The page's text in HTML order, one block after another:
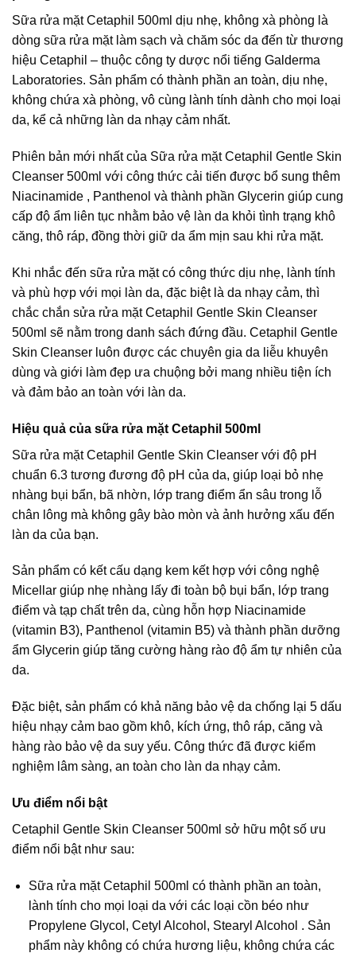
Sữa rửa mặt Cetaphil 500ml dịu nhẹ, không xà phòng là
dòng sữa rửa mặt làm sạch và chăm sóc da đến từ thương
hiệu Cetaphil – thuộc công ty dược nổi tiếng Galderma
Laboratories. Sản phẩm có thành phần an toàn, dịu nhẹ,
không chứa xà phòng, vô cùng lành tính dành cho mọi loại
da, kể cả những làn da nhạy cảm nhất.
Phiên bản mới nhất của Sữa rửa mặt Cetaphil Gentle Skin
Cleanser 500ml với công thức cải tiến được bổ sung thêm
Niacinamide , Panthenol và thành phần Glycerin giúp cung
cấp độ ẩm liên tục nhằm bảo vệ làn da khỏi tình trạng khô
căng, thô ráp, đồng thời giữ da ẩm mịn sau khi rửa mặt.
Khi nhắc đến sữa rửa mặt có công thức dịu nhẹ, lành tính
và phù hợp với mọi làn da, đặc biệt là da nhạy cảm, thì
chắc chắn sửa rửa mặt Cetaphil Gentle Skin Cleanser
500ml sẽ nằm trong danh sách đứng đầu. Cetaphil Gentle
Skin Cleanser luôn được các chuyên gia da liễu khuyên
dùng và giới làm đẹp ưa chuộng bởi mang nhiều tiện ích
và đảm bảo an toàn với làn da.
Hiệu quả của sữa rửa mặt Cetaphil 500ml
Sữa rửa mặt Cetaphil Gentle Skin Cleanser với độ pH
chuẩn 6.3 tương đương độ pH của da, giúp loại bỏ nhẹ
nhàng bụi bẩn, bã nhờn, lớp trang điểm ẩn sâu trong lỗ
chân lông mà không gây bào mòn và ảnh hưởng xấu đến
làn da của bạn.
Sản phẩm có kết cấu dạng kem kết hợp với công nghệ
Micellar giúp nhẹ nhàng lấy đi toàn bộ bụi bẩn, lớp trang
điểm và tạp chất trên da, cùng hỗn hợp Niacinamide
(vitamin B3), Panthenol (vitamin B5) và thành phần dưỡng
ẩm Glycerin giúp tăng cường hàng rào độ ẩm tự nhiên của
da.
Đặc biệt, sản phẩm có khả năng bảo vệ da chống lại 5 dấu
hiệu nhạy cảm bao gồm khô, kích ứng, thô ráp, căng và
hàng rào bảo vệ da suy yếu. Công thức đã được kiểm
nghiệm lâm sàng, an toàn cho làn da nhạy cảm.
Ưu điểm nổi bật
Cetaphil Gentle Skin Cleanser 500ml sở hữu một số ưu
điểm nổi bật như sau:
Sữa rửa mặt Cetaphil 500ml có thành phần an toàn,
lành tính cho mọi loại da với các loại cồn béo như
Propylene Glycol, Cetyl Alcohol, Stearyl Alcohol . Sản
phẩm này không có chứa hương liệu, không chứa các